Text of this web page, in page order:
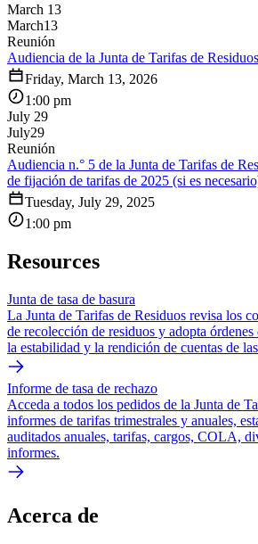
March 13
March13
Reunión
Audiencia de la Junta de Tarifas de
Friday, March 13, 2026
1:00 pm
July 29
July29
Reunión
Audiencia n.° 5 de la Junta de Tarifas de
de fijación de tarifas de 2025 (si es
Tuesday, July 29, 2025
1:00 pm
Resources
Junta de tasa de basura
La Junta de Tarifas de Residuos revisa los
de recolección de residuos y adopta
la estabilidad y la rendición de cuentas de
Informe de tasa de rechazo
Acceda a todos los pedidos de la Junta de
informes de tarifas trimestrales y anuales,
auditados anuales, tarifas, cargos, COLA,
informes.
Acerca de